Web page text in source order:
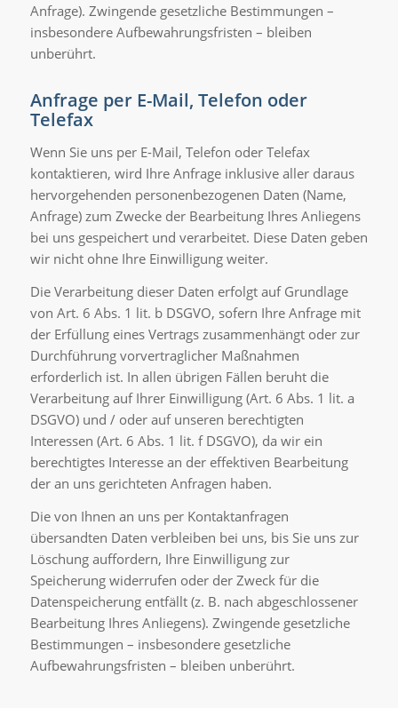
Anfrage). Zwingende gesetzliche Bestimmungen –
insbesondere Aufbewahrungsfristen – bleiben
unberührt.
Anfrage per E-Mail, Telefon oder
Telefax
Wenn Sie uns per E-Mail, Telefon oder Telefax
kontaktieren, wird Ihre Anfrage inklusive aller daraus
hervorgehenden personenbezogenen Daten (Name,
Anfrage) zum Zwecke der Bearbeitung Ihres Anliegens
bei uns gespeichert und verarbeitet. Diese Daten geben
wir nicht ohne Ihre Einwilligung weiter.
Die Verarbeitung dieser Daten erfolgt auf Grundlage
von Art. 6 Abs. 1 lit. b DSGVO, sofern Ihre Anfrage mit
der Erfüllung eines Vertrags zusammenhängt oder zur
Durchführung vorvertraglicher Maßnahmen
erforderlich ist. In allen übrigen Fällen beruht die
Verarbeitung auf Ihrer Einwilligung (Art. 6 Abs. 1 lit. a
DSGVO) und / oder auf unseren berechtigten
Interessen (Art. 6 Abs. 1 lit. f DSGVO), da wir ein
berechtigtes Interesse an der effektiven Bearbeitung
der an uns gerichteten Anfragen haben.
Die von Ihnen an uns per Kontaktanfragen
übersandten Daten verbleiben bei uns, bis Sie uns zur
Löschung auffordern, Ihre Einwilligung zur
Speicherung widerrufen oder der Zweck für die
Datenspeicherung entfällt (z. B. nach abgeschlossener
Bearbeitung Ihres Anliegens). Zwingende gesetzliche
Bestimmungen – insbesondere gesetzliche
Aufbewahrungsfristen – bleiben unberührt.